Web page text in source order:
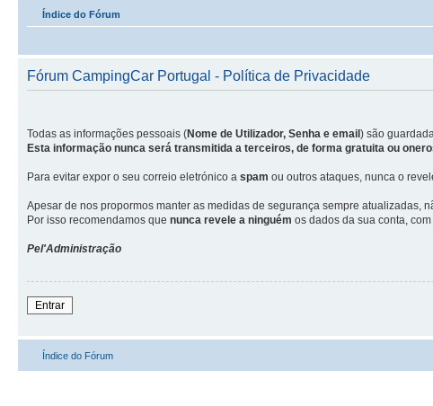
Índice do Fórum
Fórum CampingCar Portugal - Política de Privacidade
Todas as informações pessoais (Nome de Utilizador, Senha e email ) são
Esta informação nunca será transmitida a terceiros, de forma gratuita ou
Para evitar expor o seu correio eletrónico a spam ou outros ataques, nunca o
Apesar de nos propormos manter as medidas de segurança sempre atualizadas,
Por isso recomendamos que nunca revele a ninguém os dados da sua conta,
Pel'Administração
Entrar
Índice do Fórum